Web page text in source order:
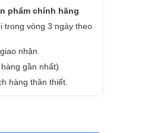
phẩm chính hãng
vòng 3 ngày theo
nhận.
gần nhất)
hàng thân thiết.